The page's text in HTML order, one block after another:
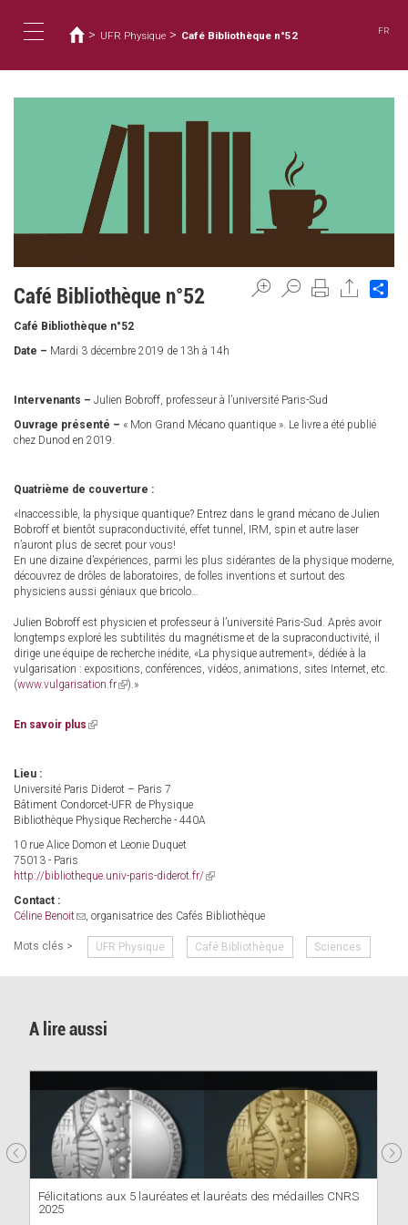
容
navigation
在
這
裡
> UFR Physique > Café Bibliothèque n°52 FR
Café Bibliothèque n°52
Café Bibliothèque n°52
Date – Mardi 3 décembre 2019 de 13h à 14h
Intervenants – Julien Bobroff, professeur à l’université Paris-Sud
Ouvrage présenté – « Mon Grand Mécano quantique ». Le livre a été publié
chez Dunod en 2019.
Quatrième de couverture :
«Inaccessible, la physique quantique? Entrez dans le grand mécano de Julien
Bobroff et bientôt supraconductivité, effet tunnel, IRM, spin et autre laser
n’auront plus de secret pour vous!
En une dizaine d’expériences, parmi les plus sidérantes de la physique moderne,
découvrez de drôles de laboratoires, de folles inventions et surtout des
physiciens aussi géniaux que bricolo…
Julien Bobroff est physicien et professeur à l’université Paris-Sud. Après avoir
longtemps exploré les subtilités du magnétisme et de la supraconductivité, il
dirige une équipe de recherche inédite, «La physique autrement», dédiée à la
vulgarisation : expositions, conférences, vidéos, animations, sites Internet, etc.
(www.vulgarisation.fr(link
).»
En savoir plus (link
Lieu :
Université Paris Diderot – Paris 7
Bâtiment Condorcet-UFR de Physique
Bibliothèque Physique Recherche - 440A
10 rue Alice Domon et Leonie Duquet
75013 - Paris
http://bibliotheque.univ-paris-diderot.fr/(link
Contact :
Céline Benoit(link, organisatrice des Cafés Bibliothèque
Mots clés > UFR Physique Café Bibliothèque Sciences
A lire aussi
Félicitations aux 5 lauréates et lauréats des médailles CNRS
2025